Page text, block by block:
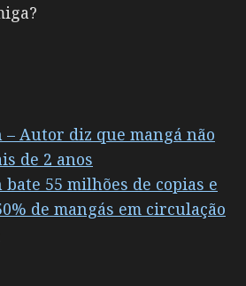
– Autor diz que mangá não
de 2 anos
55 milhões de copias e
de mangás em circulação